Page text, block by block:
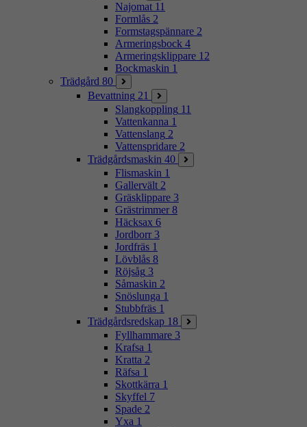
Najomat 11
Formlås 2
Formstagspännare 2
Armeringsbock 4
Armeringsklippare 12
Bockmaskin 1
Trädgård 80
Bevattning 21
Slangkoppling 11
Vattenkanna 1
Vattenslang 2
Vattenspridare 2
Trädgårdsmaskin 40
Flismaskin 1
Gallervält 2
Gräsklippare 3
Grästrimmer 8
Häcksax 6
Jordborr 3
Jordfräs 1
Lövblås 8
Röjsåg 3
Såmaskin 2
Snöslunga 1
Stubbfräs 1
Trädgårdsredskap 18
Fyllhammare 3
Krafsa 1
Kratta 2
Räfsa 1
Skottkärra 1
Skyffel 7
Spade 2
Yxa 1